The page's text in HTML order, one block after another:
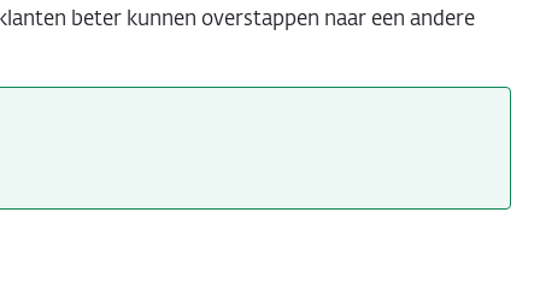
beter kunnen overstappen naar een andere